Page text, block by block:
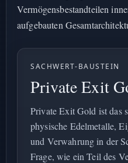
Vermögensbestandteilen
aufgebauten
SACHWERT-BAUSTEIN
Private Exit
Private Exit Gold ist das
physische Edelmetalle,
und Verwahrung in der
Frage, wie ein Teil des